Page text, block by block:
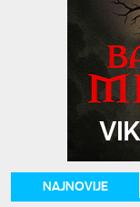
NAJNOVIJE